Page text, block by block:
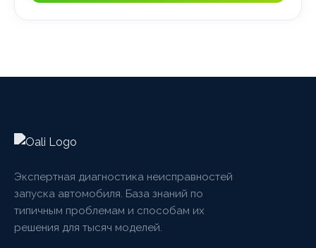
Экспертная диагностика неисправностей
запуска автомобиля. База знаний по
типичным проблемам и способам их
решения для тысяч моделей.